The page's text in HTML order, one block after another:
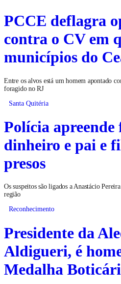
PCCE deflagra
contra o CV em
municípios do
Entre os alvos está um homem apontado
foragido no RJ
Santa Quitéria
Polícia apreende
dinheiro e pai e
presos
Os suspeitos são ligados a Anastácio
região
Reconhecimento
Presidente da
Aldigueri, é
Medalha